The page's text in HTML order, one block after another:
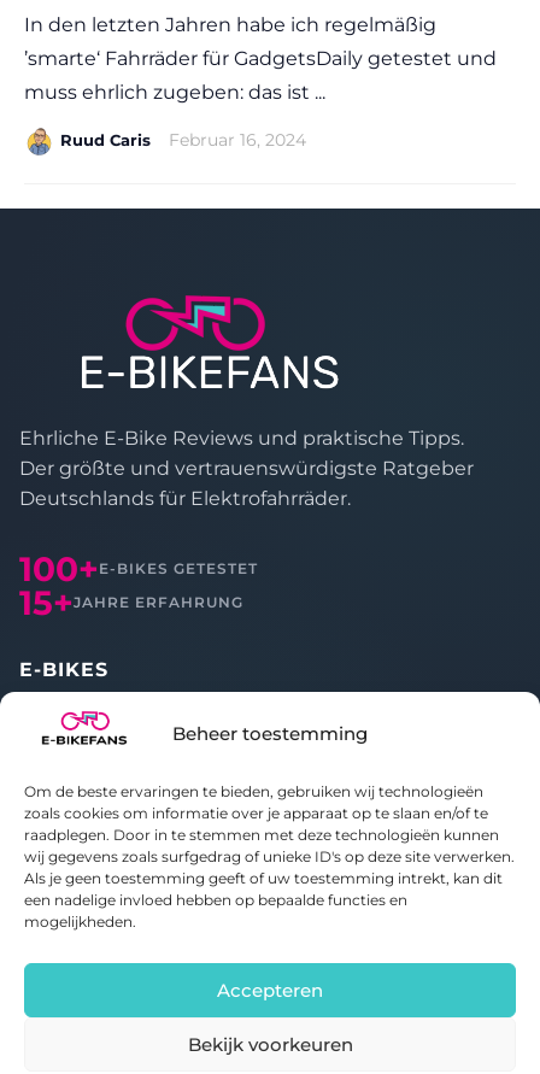
Beheer toestemming
Om de beste ervaringen te bieden, gebruiken wij technologieën
zoals cookies om informatie over je apparaat op te slaan en/of te
raadplegen. Door in te stemmen met deze technologieën kunnen
wij gegevens zoals surfgedrag of unieke ID's op deze site verwerken.
Als je geen toestemming geeft of uw toestemming intrekt, kan dit
een nadelige invloed hebben op bepaalde functies en
mogelijkheden.
Accepteren
Bekijk voorkeuren
In den letzten Jahren habe ich regelmäßig
’smarte‘ Fahrräder für GadgetsDaily getestet und
muss ehrlich zugeben: das ist ...
Ruud Caris Februar 16, 2024
Ehrliche E-Bike Reviews und praktische Tipps.
Der größte und vertrauenswürdigste Ratgeber
Deutschlands für Elektrofahrräder.
100+ E-BIKES GETESTET
15+JAHRE ERFAHRUNG
E-BIKES
Alle Reviews
Vergleichen
ÜBER UNS
Über E-bikefans
Kontakt
Datenschutzerklärung
© 2020-2026 E-bikefans. Alle Rechte vorbehalten.